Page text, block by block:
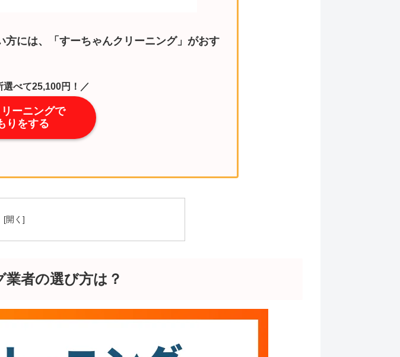
には、「すーちゃんクリーニング」がおす
べて25,100円！／
ーニングで
りをする
業者の選び方は？